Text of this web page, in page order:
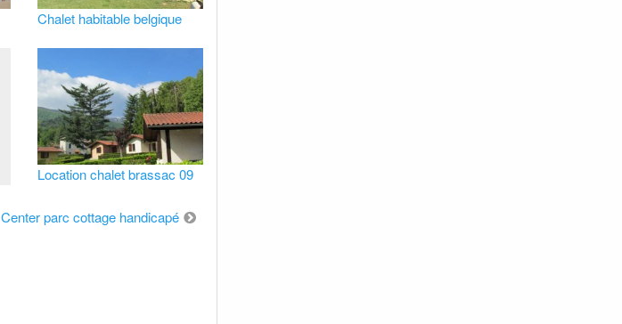
Chalet habitable belgique
Location chalet brassac 09
Center parc cottage handicapé